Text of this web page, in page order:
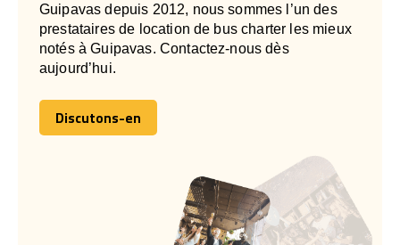
Guipavas depuis 2012, nous sommes l’un des
prestataires de location de bus charter les mieux
notés à Guipavas. Contactez-nous dès
aujourd’hui.
Discutons-en
Discutons-en